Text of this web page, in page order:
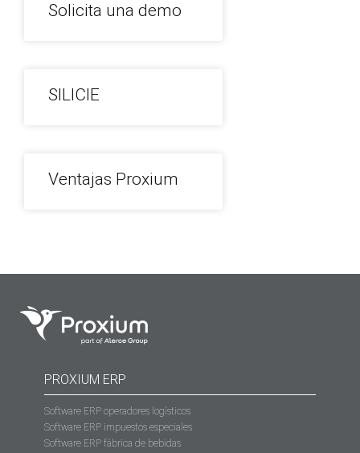
Solicita una demo
SILICIE
Ventajas Proxium
PROXIUM ERP
Software ERP operadores logísticos
Software ERP impuestos especiales
Software ERP fábrica de bebidas